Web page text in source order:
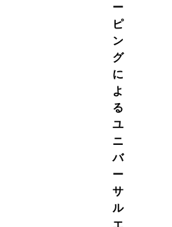
ー
ピ
ン
グ
に
よ
る
ユ
ニ
バ
ー
サ
ル
エ